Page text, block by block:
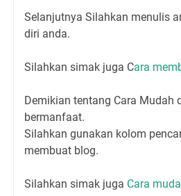
Selanjutnya Silahkan menulis
diri anda.
Silahkan simak juga Cara
Demikian tentang Cara Mudah
bermanfaat.
Silahkan gunakan kolom
membuat blog.
Silahkan simak juga Cara